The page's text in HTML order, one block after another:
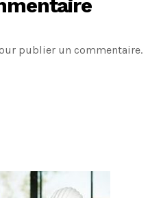
publier un commentaire.